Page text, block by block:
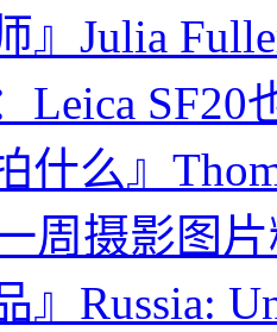
』Julia
Leica SF20
什么』
周摄影图
』Russia: